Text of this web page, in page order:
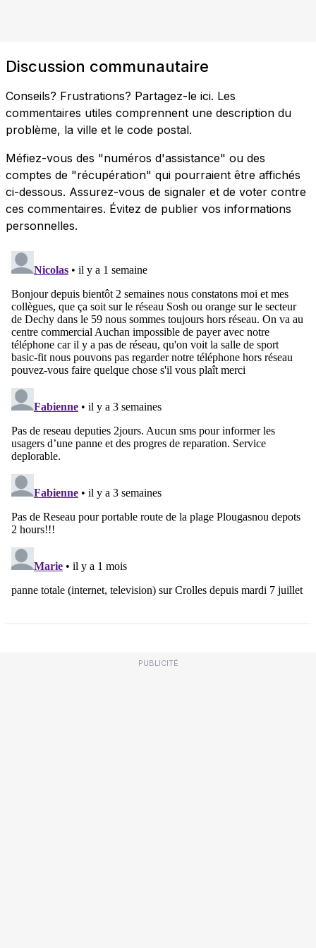
Discussion communautaire
Conseils? Frustrations? Partagez-le ici. Les
commentaires utiles comprennent une description du
problème, la ville et le code postal.
Méfiez-vous des "numéros d'assistance" ou des
comptes de "récupération" qui pourraient être affichés
ci-dessous. Assurez-vous de signaler et de voter contre
ces commentaires. Évitez de publier vos informations
personnelles.
PUBLICITÉ